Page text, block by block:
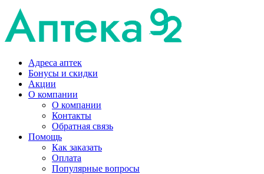
Адреса аптек
Бонусы и скидки
Акции
О компании
О компании
Контакты
Обратная связь
Помощь
Как заказать
Оплата
Популярные вопросы